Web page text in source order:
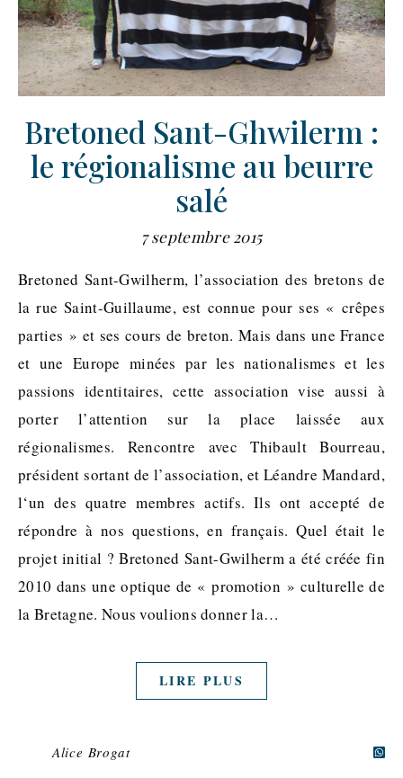
Bretoned Sant-Ghwilerm :
le régionalisme au beurre
salé
7 septembre 2015
Bretoned Sant-Gwilherm, l’association des bretons de
la rue Saint-Guillaume, est connue pour ses « crêpes
parties » et ses cours de breton. Mais dans une France
et une Europe minées par les nationalismes et les
passions identitaires, cette association vise aussi à
porter l’attention sur la place laissée aux
régionalismes. Rencontre avec Thibault Bourreau,
président sortant de l’association, et Léandre Mandard,
l‘un des quatre membres actifs. Ils ont accepté de
répondre à nos questions, en français. Quel était le
projet initial ? Bretoned Sant-Gwilherm a été créée fin
2010 dans une optique de « promotion » culturelle de
la Bretagne. Nous voulions donner la…
LIRE PLUS
Alice Brogat